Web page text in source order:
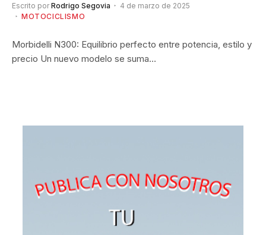
Escrito por Rodrigo Segovia
4 de marzo de 2025
MOTOCICLISMO
Morbidelli N300: Equilibrio perfecto entre potencia, estilo y
precio Un nuevo modelo se suma…